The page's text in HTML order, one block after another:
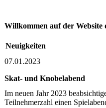
Willkommen auf der Website
Neuigkeiten
07.01.2023
Skat- und Knobelabend
Im neuen Jahr 2023
Teilnehmerzahl einen